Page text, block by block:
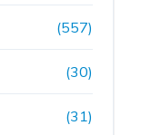
(557)
(30)
(31)